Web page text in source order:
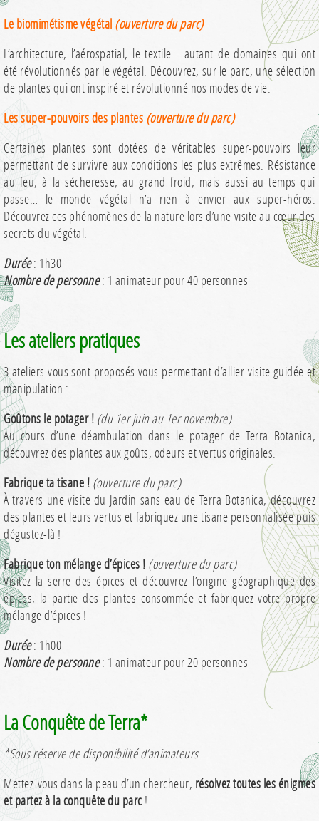
Le biomimétisme végétal (ouverture du parc)
L’architecture, l’aérospatial, le textile… autant de domaines qui ont
été révolutionnés par le végétal. Découvrez, sur le parc, une sélection
de plantes qui ont inspiré et révolutionné nos modes de vie.
Les super-pouvoirs des plantes (ouverture du parc)
Certaines plantes sont dotées de véritables super-pouvoirs leur
permettant de survivre aux conditions les plus extrêmes. Résistance
au feu, à la sécheresse, au grand froid, mais aussi au temps qui
passe… le monde végétal n’a rien à envier aux super-héros.
Découvrez ces phénomènes de la nature lors d’une visite au cœur des
secrets du végétal.
Durée: 1h30
Nombre de personne: 1 animateur pour 40 personnes
Les ateliers pratiques
3 ateliers vous sont proposés vous permettant d’allier visite guidée et
manipulation :
Goûtons le potager ! (du 1er juin au 1er novembre)
Au cours d’une déambulation dans le potager de Terra Botanica,
découvrez des plantes aux goûts, odeurs et vertus originales.
Fabrique ta tisane ! (ouverture du parc)
À travers une visite du Jardin sans eau de Terra Botanica, découvrez
des plantes et leurs vertus et fabriquez une tisane personnalisée puis
dégustez-là !
Fabrique ton mélange d’épices ! (ouverture du parc)
Visitez la serre des épices et découvrez l’origine géographique des
épices, la partie des plantes consommée et fabriquez votre propre
mélange d’épices !
Durée: 1h00
Nombre de personne: 1 animateur pour 20 personnes
La Conquête de Terra*
*Sous réserve de disponibilité d’animateurs
Mettez-vous dans la peau d’un chercheur, résolvez toutes les énigmes
et partez à la conquête du parc !